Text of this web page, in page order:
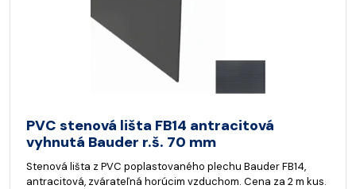
PVC stenová lišta FB14 antracitová
vyhnutá Bauder r.š. 70 mm
Stenová lišta z PVC poplastovaného plechu Bauder FB14,
antracitová, zvárateľná horúcim vzduchom. Cena za 2 m kus.